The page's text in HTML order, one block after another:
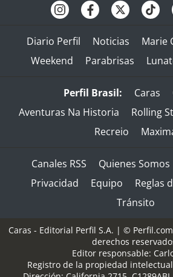
Diario Perfil Noticias Marie
Weekend
Parabrisas
Perfil Brasil: Caras
Aventuras Na Historia
Rolling
Recreio
Canales RSS Quienes Somos
Privacidad
Equipo
Reglas
Tránsito
Caras - Editorial Perfil S.A. | ©
derechos
Editor responsable:
Registro de la propiedad